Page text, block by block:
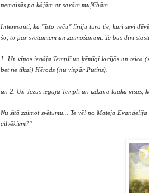
nemaisās pa kājām ar savām muļšībām.
Interesanti, ka "īsto veču" līniju tura tie, kuri sevi
šo, to par svētumiem un zaimošanām. Te būs divi
1. Un viņas iegāja Templī un ķēmīgi locījās un teica
bet ne tikai) Hērods (nu vispār Putins).
un 2. Un Jēzus iegāja Templī un izdzina laukā
Nu šitā zaimot svētumu... Te vēl no Mateja
cilvēkiem?"